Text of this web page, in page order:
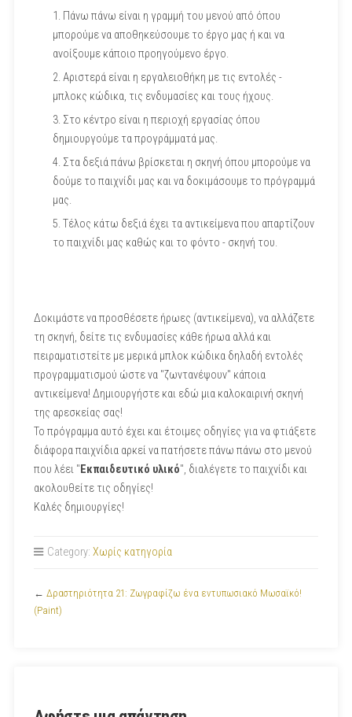
Πάνω πάνω είναι η γραμμή του μενού από όπου
μπορούμε να αποθηκεύσουμε το έργο μας ή και να
ανοίξουμε κάποιο προηγούμενο έργο.
Αριστερά είναι η εργαλειοθήκη με τις εντολές -
μπλοκς κώδικα, τις ενδυμασίες και τους ήχους.
Στο κέντρο είναι η περιοχή εργασίας όπου
δημιουργούμε τα προγράμματά μας.
Στα δεξιά πάνω βρίσκεται η σκηνή όπου μπορούμε να
δούμε το παιχνίδι μας και να δοκιμάσουμε το πρόγραμμά
μας.
Τέλος κάτω δεξιά έχει τα αντικείμενα που απαρτίζουν
το παιχνίδι μας καθώς και το φόντο - σκηνή του.
Δοκιμάστε να προσθέσετε ήρωες (αντικείμενα), να αλλάζετε
τη σκηνή, δείτε τις ενδυμασίες κάθε ήρωα αλλά και
πειραματιστείτε με μερικά μπλοκ κώδικα δηλαδή εντολές
προγραμματισμού ώστε να "ζωντανέψουν" κάποια
αντικείμενα! Δημιουργήστε και εδώ μια καλοκαιρινή σκηνή
της αρεσκείας σας!
Το πρόγραμμα αυτό έχει και έτοιμες οδηγίες για να φτιάξετε
διάφορα παιχνίδια αρκεί να πατήσετε πάνω πάνω στο μενού
που λέει " Εκπαιδευτικό υλικό", διαλέγετε το παιχνίδι και
ακολουθείτε τις οδηγίες!
Καλές δημιουργίες!
Category: Χωρίς κατηγορία
← Δραστηριότητα 21: Ζωγραφίζω ένα εντυπωσιακό Μωσαϊκό!
(Paint)